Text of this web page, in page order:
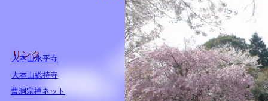
リンク
曹洞宗禅ネット
大本山永平寺
大本山総持寺